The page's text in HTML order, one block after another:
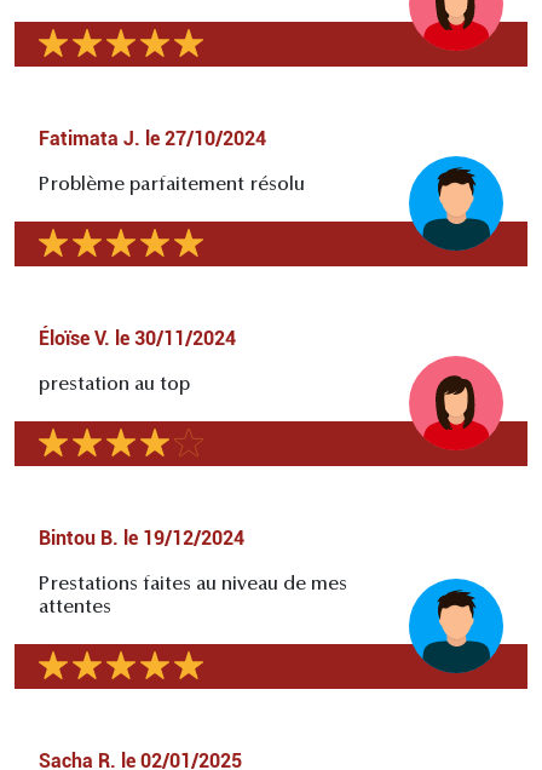
Fatimata J. le 27/10/2024
Problème parfaitement résolu
Éloïse V. le 30/11/2024
prestation au top
Bintou B. le 19/12/2024
Prestations faites au niveau de mes
attentes
Sacha R. le 02/01/2025